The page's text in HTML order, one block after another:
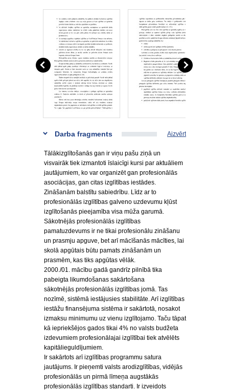
Darba fragments Aizvērt
Tālākizglītošanās gan ir viņu pašu ziņā un
visvairāk tiek izmantoti īslaicīgi kursi par aktuāliem
jautājumiem, ko var organizēt gan profesionālās
asociācijas, gan citas izglītības iestādes.
Zināšanām balstītu sabiedrību. Līdz ar to
profesionālās izglītības galveno uzdevumu kļūst
izglītošanās pieejamība visa mūža garumā.
Sākotnējās profesionālās izglītības
pamatuzdevums ir ne tikai profesionālu zināšanu
un prasmju apguve, bet arī mācīšanās mācīties, lai
skolā apgūtais būtu pamats zināšanām un
prasmēm, kas tiks apgūtas vēlāk.
2000./01. mācību gadā gandrīz pilnībā tika
pabeigta likumdošanas sakārtošana
sākotnējās profesionālās izglītības jomā. Tas
nozīmē, sistēmā iestājusies stabilitāte. Arī izglītības
iestāžu finansējuma sistēma ir sakārtotā, nosakot
izmaksu minimumu uz vienu izglītojamo. Taču tāpat
kā iepriekšējos gados tikai 4% no valsts budžeta
izdevumiem profesionālajai izglītībai tiek atvēlēts
kapitālieguldījumiem.
Ir sakārtots arī izglītības programmu satura
jautājums. Ir pieņemti valsts arodizglītības, vidējās
profesionālās un pirmā līmeņa augstākās
profesionālās izglītības standarti. Ir izveidots